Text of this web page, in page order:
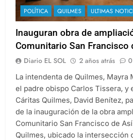
POLÍTICA QUILMES ULTIMAS
Inauguran obra de
Comunitario San Francisco
Diario EL SOL 2 años atrás 0
La intendenta de Quilmes, Mayra
el padre obispo Carlos Tissera, y
Cáritas Quilmes, David Benítez,
de la inauguración de la obra
Comunitario San Francisco de
Quilmes, ubicado la intersección